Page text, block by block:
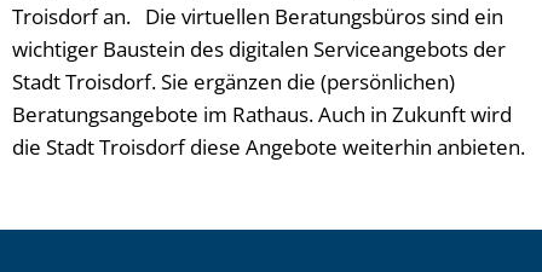
Troisdorf an. Die virtuellen Beratungsbüros sind ein
wichtiger Baustein des digitalen Serviceangebots der
Stadt Troisdorf. Sie ergänzen die (persönlichen)
Beratungsangebote im Rathaus. Auch in Zukunft wird
die Stadt Troisdorf diese Angebote weiterhin anbieten.